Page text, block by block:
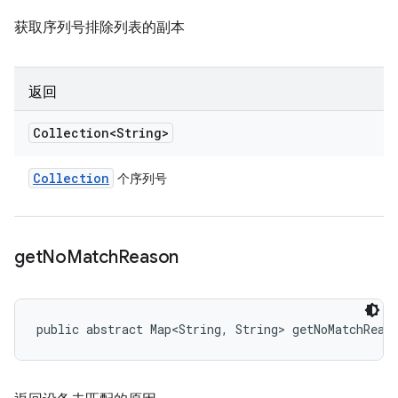
获取序列号排除列表的副本
返回
Collection<String>
Collection 个序列号
getNoMatchReason
public abstract Map<String, String>